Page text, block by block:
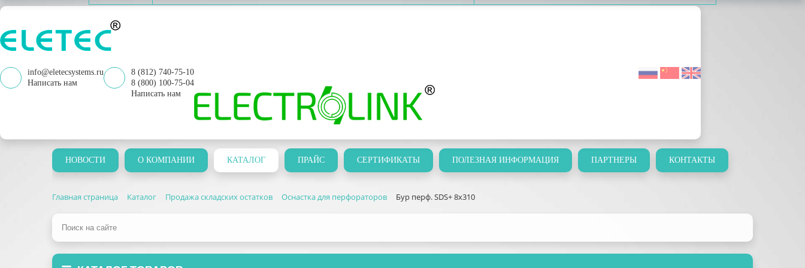
info@eletecsystems.ru
Написать нам
8 (812) 740-75-10
8 (800) 100-75-04
Написать нам
НОВОСТИ О КОМПАНИИ КАТАЛОГ ПРАЙС СЕРТИФИКАТЫ ПОЛЕЗНАЯ ИНФОРМАЦИЯ ПАРТНЕРЫ КОНТАКТЫ
Главная страница Каталог Продажа складских остатков Оснастка для перфораторов Бур перф. SDS+ 8х310